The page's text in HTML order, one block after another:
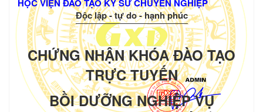
HỌC VIỆN ĐÀO TẠO KỸ SƯ CHUYÊN NGHIỆP
Độc lập - tự do - hạnh phúc
CHỨNG NHẬN KHÓA ĐÀO TẠO
TRỰC TUYẾN
BỒI DƯỠNG NGHIỆP VỤ